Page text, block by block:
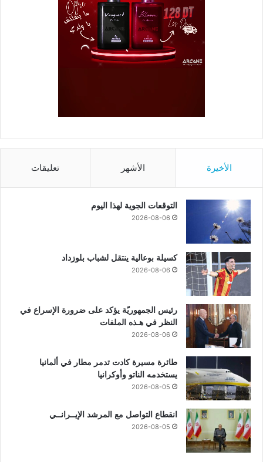
الأخيرة الأشهر تعليقات
التوقعات الجوية لهذا اليوم
2026-08-06
كسيلة بوعالية ينتقل لشباب بلوزداد
2026-08-06
رئيس الجمهوريّة يؤكد على ضرورة الإسراع في
النظر في هـذه الملفات
2026-08-06
طائرة مسيرة كادت تدمر مطار في ألمانيا
يستخدمه الناتو وأوكرانيا
2026-08-05
انقطاع التواصل مع المرشد الإيــرانــي
2026-08-05